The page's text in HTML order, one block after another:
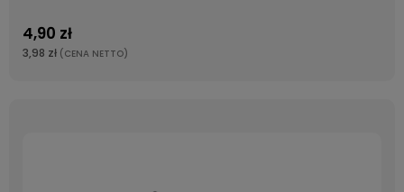
4,90 zł
3,98 zł (CENA NETTO)